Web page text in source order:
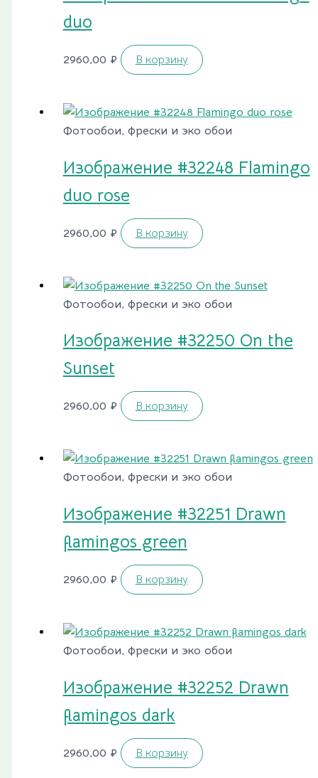
duo
2960,00 ₽ В корзину
Фотообои, фрески и эко обои
Изображение #32248 Flamingo
duo rose
2960,00 ₽ В корзину
Фотообои, фрески и эко обои
Изображение #32250 On the
Sunset
2960,00 ₽ В корзину
Фотообои, фрески и эко обои
Изображение #32251 Drawn
flamingos green
2960,00 ₽ В корзину
Фотообои, фрески и эко обои
Изображение #32252 Drawn
flamingos dark
2960,00 ₽ В корзину